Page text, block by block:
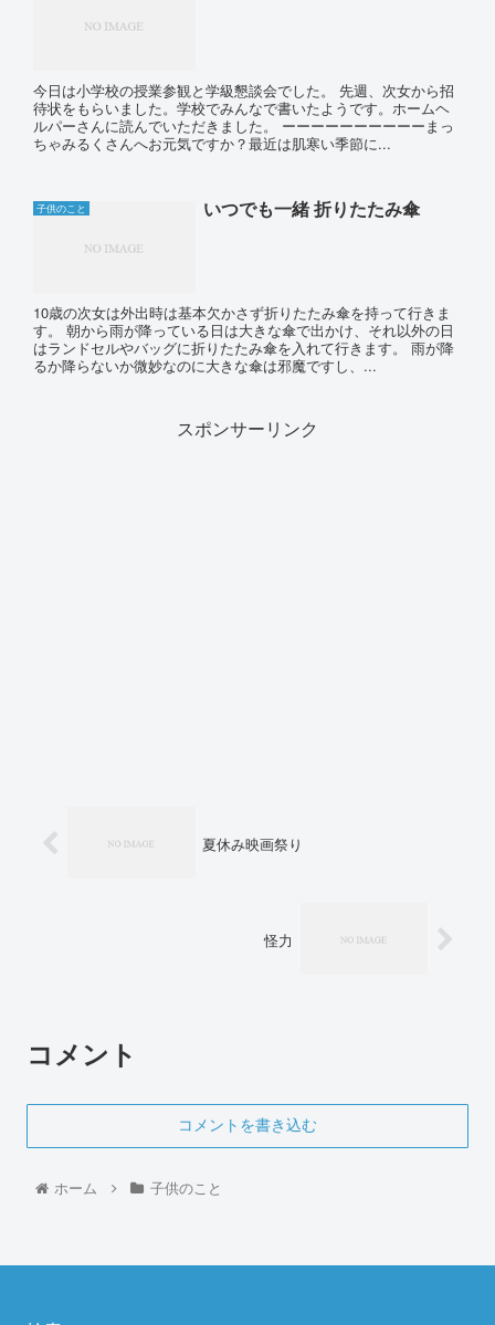
今日は小学校の授業参観と学級懇談会でした。 先週、次女から招
待状をもらいました。学校でみんなで書いたようです。ホームヘ
ルパーさんに読んでいただきました。 ーーーーーーーーーーまっ
ちゃみるくさんへお元気ですか？最近は肌寒い季節に...
子供のこと いつでも一緒 折りたたみ傘
10歳の次女は外出時は基本欠かさず折りたたみ傘を持って行きま
す。 朝から雨が降っている日は大きな傘で出かけ、それ以外の日
はランドセルやバッグに折りたたみ傘を入れて行きます。 雨が降
るか降らないか微妙なのに大きな傘は邪魔ですし、...
スポンサーリンク
夏休み映画祭り
怪力
コメント
コメントを書き込む
ホーム 子供のこと